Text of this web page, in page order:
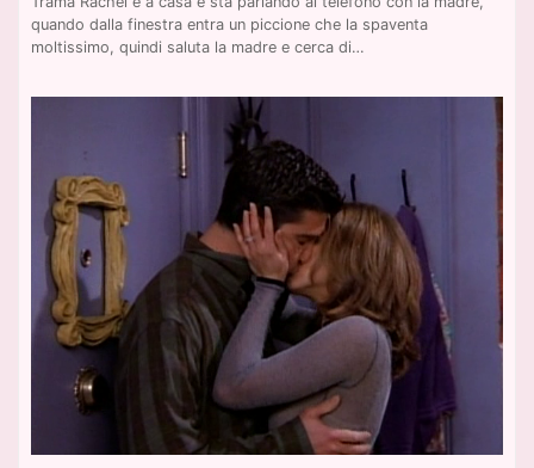
quando dalla finestra entra un piccione che la spaventa
moltissimo, quindi saluta la madre e cerca di…